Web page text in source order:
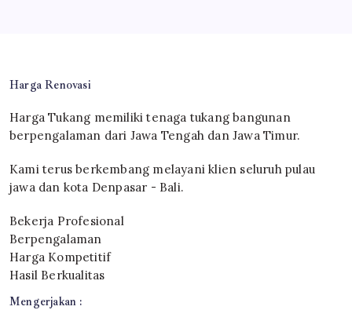
Harga Renovasi
Harga Tukang memiliki tenaga tukang bangunan
berpengalaman dari Jawa Tengah dan Jawa Timur.
Kami terus berkembang melayani klien seluruh pulau
jawa dan kota Denpasar - Bali.
Bekerja Profesional
Berpengalaman
Harga Kompetitif
Hasil Berkualitas
Mengerjakan :